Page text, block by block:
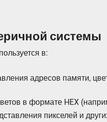
системы
в:
адресов памяти,
в формате HEX
пикселей и